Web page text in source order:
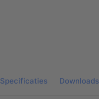
Specificaties Downloads